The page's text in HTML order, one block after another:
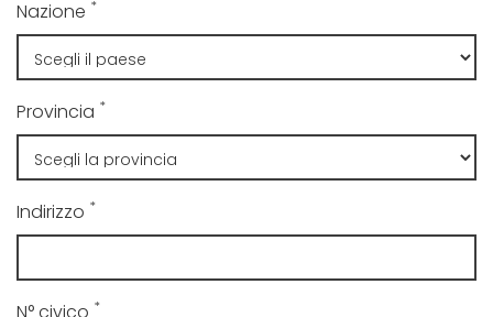
Nazione *
Provincia *
Indirizzo *
*